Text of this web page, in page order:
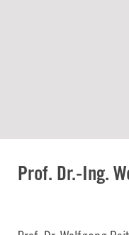
Prof. Dr.-Ing.